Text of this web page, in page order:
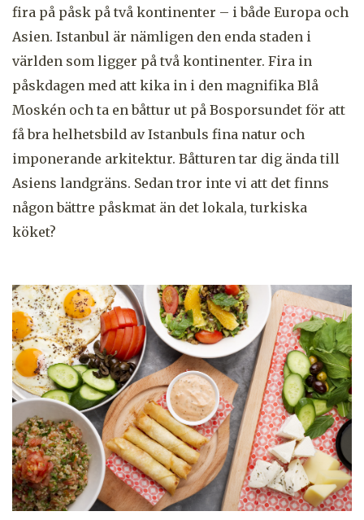
fira på påsk på två kontinenter – i både Europa och
Asien. Istanbul är nämligen den enda staden i
världen som ligger på två kontinenter. Fira in
påskdagen med att kika in i den magnifika Blå
Moskén och ta en båttur ut på Bosporsundet för att
få bra helhetsbild av Istanbuls fina natur och
imponerande arkitektur. Båtturen tar dig ända till
Asiens landgräns. Sedan tror inte vi att det finns
någon bättre påskmat än det lokala, turkiska
köket?